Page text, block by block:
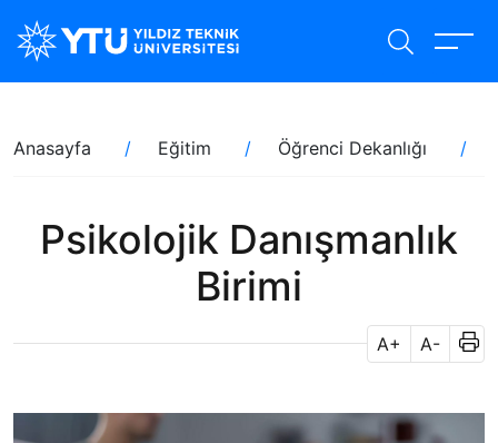
içeriğe
Sayfa
yolu
Anasayfa Eğitim Öğrenci Dekanlığı
Psikolojik Danışmanlık
Birimi
A+ A-